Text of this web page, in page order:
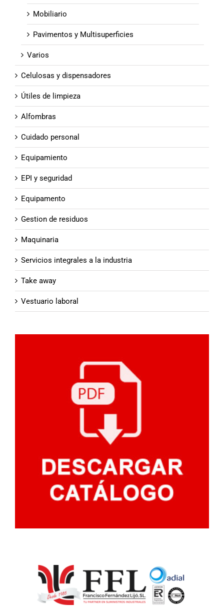
Mobiliario
Pavimentos y Multisuperficies
Varios
Celulosas y dispensadores
Útiles de limpieza
Alfombras
Cuidado personal
Equipamiento
EPI y seguridad
Equipamento
Gestion de residuos
Maquinaria
Servicios integrales a la industria
Take away
Vestuario laboral